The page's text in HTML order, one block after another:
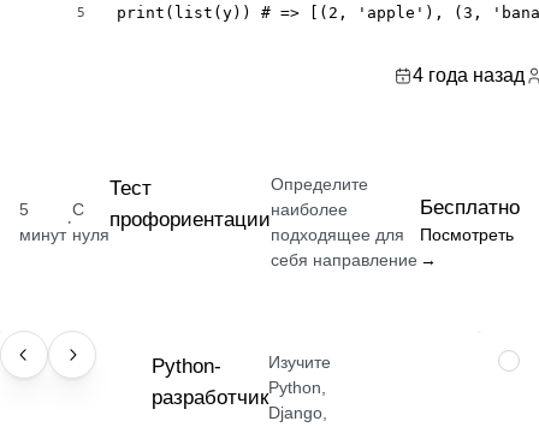
5
print(list(y)) # => [(2, 'apple'), (3,
4 года назад
5
минут
·
С
нуля
Тест
профориентации
Определите
наиболее
подходящее для
себя направление
Бесплатно
Посмотреть
→
ПРОФЕССИЯ
Python-
разработчик
Изучите
Python,
Django,